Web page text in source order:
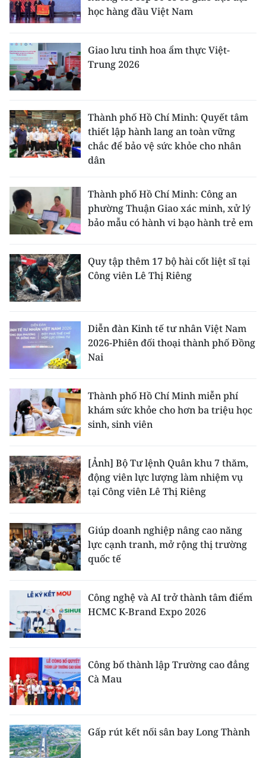
học hàng đầu Việt Nam
Giao lưu tinh hoa ẩm thực Việt-
Trung 2026
Thành phố Hồ Chí Minh: Quyết tâm
thiết lập hành lang an toàn vững
chắc để bảo vệ sức khỏe cho nhân
dân
Thành phố Hồ Chí Minh: Công an
phường Thuận Giao xác minh, xử lý
bảo mẫu có hành vi bạo hành trẻ em
Quy tập thêm 17 bộ hài cốt liệt sĩ tại
Công viên Lê Thị Riêng
Diễn đàn Kinh tế tư nhân Việt Nam
2026-Phiên đối thoại thành phố Đồng
Nai
Thành phố Hồ Chí Minh miễn phí
khám sức khỏe cho hơn ba triệu học
sinh, sinh viên
[Ảnh] Bộ Tư lệnh Quân khu 7 thăm,
động viên lực lượng làm nhiệm vụ
tại Công viên Lê Thị Riêng
Giúp doanh nghiệp nâng cao năng
lực cạnh tranh, mở rộng thị trường
quốc tế
Công nghệ và AI trở thành tâm điểm
HCMC K-Brand Expo 2026
Công bố thành lập Trường cao đẳng
Cà Mau
Gấp rút kết nối sân bay Long Thành